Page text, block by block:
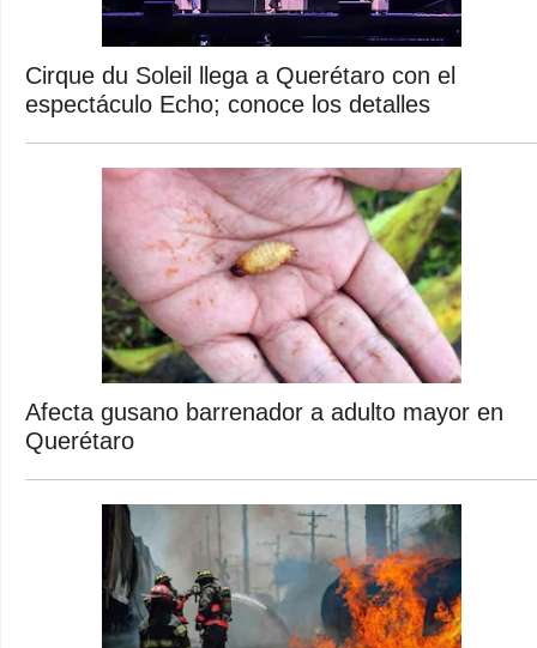
Cirque du Soleil llega a Querétaro con el
espectáculo Echo; conoce los detalles
Afecta gusano barrenador a adulto mayor en
Querétaro